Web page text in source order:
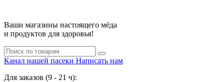
Ваши магазины настоящего мёда
и продуктов для здоровья!
Канал нашей пасеки Написать нам
Для заказов (9 - 21 ч):